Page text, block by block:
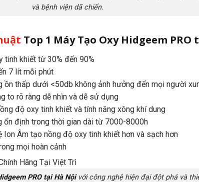
và bệnh viện dã chiến.
Top 1 Máy Tạo Oxy Hidgeem PRO
tinh khiết từ 30% đến 90%
7 lít mỗi phút
ồn thấp dưới <50db không ảnh hưởng đến mọi người
to rõ ràng dễ nhìn và dễ sử dụng
độ oxy tinh khiết và tính năng xông khí dung
ổn định trong thời gian dài từ 7000-8000h
Ion Âm tạo nồng độ oxy tinh khiết hơn và sạch hơn
mọi hoàn cảnh
PRO tại Hà Nội với công nghệ hiện đại đột phá và